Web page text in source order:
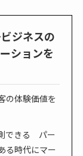
ジネスの
ションを
の体験価値を
できる パー
る時代にマー